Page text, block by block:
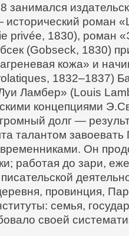
исторический
privée, 1830), роман
(Gobseck, 1830)
кожа» и
1832–1837)
Ламбер» (Louis
концепциями
долг —
талантом
Он
работая до зари,
провинция,
семья,
своей